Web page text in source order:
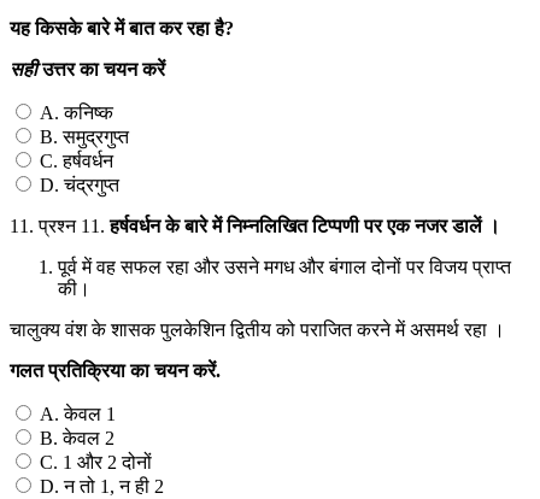
यह किसके बारे में बात कर रहा है?
सही उत्तर का चयन करें
A. कनिष्क
B. समुद्रगुप्त
C. हर्षवर्धन
D. चंद्रगुप्त
11.प्रश्न 11.हर्षवर्धन के बारे में निम्नलिखित टिप्पणी पर एक नजर डालें ।
पूर्व में वह सफल रहा और उसने मगध और बंगाल दोनों पर विजय प्राप्त
की।
चालुक्य वंश के शासक पुलकेशिन द्वितीय को पराजित करने में असमर्थ रहा ।
गलत प्रतिक्रिया का चयन करें.
A. केवल 1
B. केवल 2
C. 1 और 2 दोनों
D. न तो 1, न ही 2